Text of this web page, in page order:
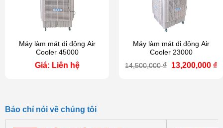
Máy làm mát di động Air
Cooler 45000
Giá: Liên hệ
Máy làm mát di động Air
Cooler 23000
14,500,000₫ Giá
13,200,000 ₫
Báo chí nói về chúng tôi